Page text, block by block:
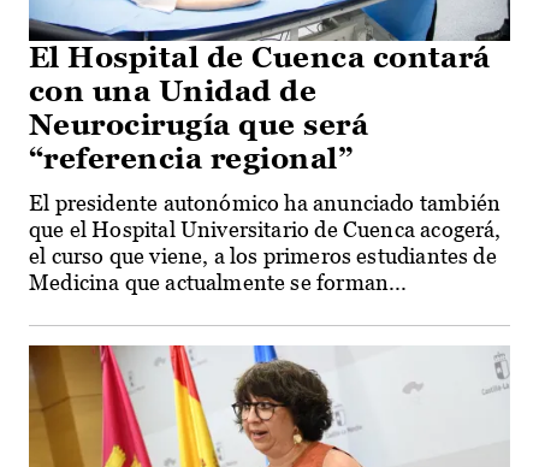
El Hospital de Cuenca contará
con una Unidad de
Neurocirugía que será
“referencia regional”
El presidente autonómico ha anunciado también
que el Hospital Universitario de Cuenca acogerá,
el curso que viene, a los primeros estudiantes de
Medicina que actualmente se forman...